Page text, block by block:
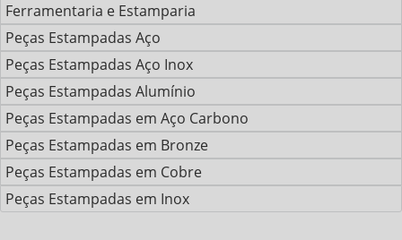
Ferramentaria e Estamparia
Peças Estampadas Aço
Peças Estampadas Aço Inox
Peças Estampadas Alumínio
Peças Estampadas em Aço Carbono
Peças Estampadas em Bronze
Peças Estampadas em Cobre
Peças Estampadas em Inox